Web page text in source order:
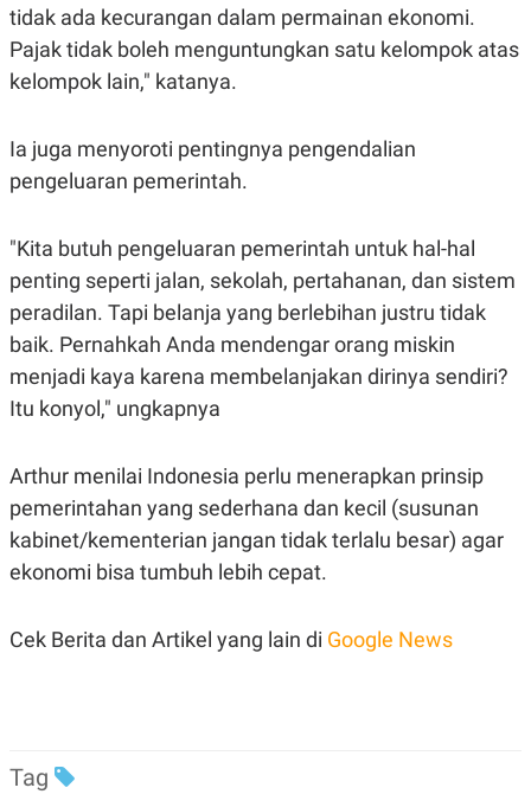
C
A
D
E
M
L
E
A
S
E
D
A
G
N
N
C
E
T
K
I
R
A
M
I
T
E
N
A
P
E
R
D
V
E
R
T
S
G
A
tidak ada kecurangan dalam permainan ekonomi.
Pajak tidak boleh menguntungkan satu kelompok atas
kelompok lain," katanya.
Ia juga menyoroti pentingnya pengendalian
pengeluaran pemerintah.
"Kita butuh pengeluaran pemerintah untuk hal-hal
penting seperti jalan, sekolah, pertahanan, dan sistem
peradilan. Tapi belanja yang berlebihan justru tidak
baik. Pernahkah Anda mendengar orang miskin
menjadi kaya karena membelanjakan dirinya sendiri?
Itu konyol," ungkapnya
Arthur menilai Indonesia perlu menerapkan prinsip
pemerintahan yang sederhana dan kecil (susunan
kabinet/kementerian jangan tidak terlalu besar) agar
ekonomi bisa tumbuh lebih cepat.
Cek Berita dan Artikel yang lain di Google News
Tag